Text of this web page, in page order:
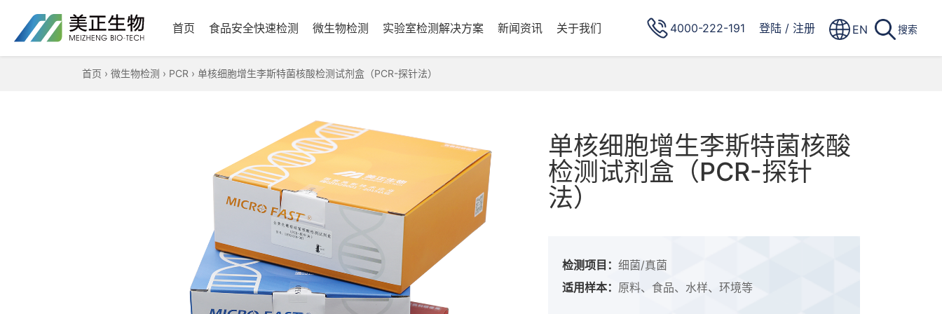
首页 食品安全快速检测 微生物检测 实验室检测解决方案 新闻资讯 关于我们 4000-222-191 登陆 / 注册 EN 搜索
首页 › 微生物检测 › PCR › 单核细胞增生李斯特菌核酸检测试剂盒（PCR-探针法）
单核细胞增生李斯特菌核酸
检测试剂盒（PCR-探针
法）
检测项目： 细菌/真菌
适用样本： 原料、食品、水样、环境等